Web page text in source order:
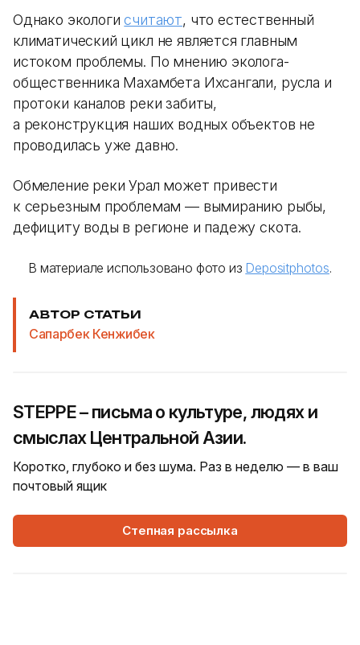
Однако экологисчитают, что естественный
климатический цикл не является главным
истоком проблемы. По мнению эколога-
общественника Махамбета Ихсангали, русла и
протоки каналов реки забиты,
а реконструкция наших водных объектов не
проводилась уже давно.
Обмеление реки Урал может привести
к серьезным проблемам — вымиранию рыбы,
дефициту воды в регионе и падежу скота.
В материале использовано фото из Depositphotos.
АВТОР СТАТЬИ
Сапарбек Кенжибек
STEPPE – письма о культуре, людях и
смыслах Центральной Азии.
Коротко, глубоко и без шума. Раз в неделю — в ваш
почтовый ящик
Степная рассылка